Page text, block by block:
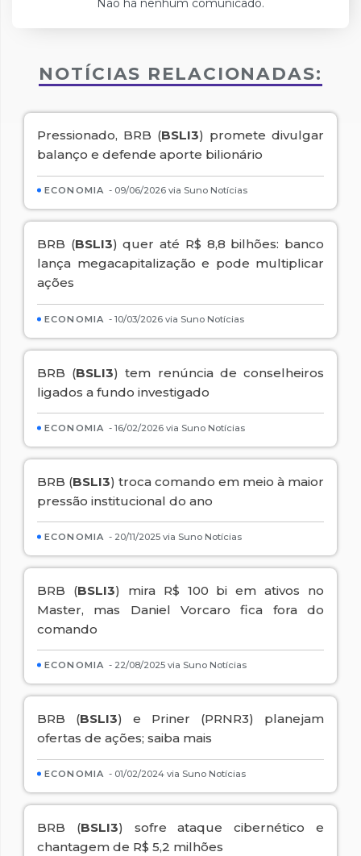
Não há nenhum comunicado.
NOTÍCIAS RELACIONADAS:
Pressionado, BRB (BSLI3) promete divulgar
balanço e defende aporte bilionário
ECONOMIA - 09/06/2026 via Suno Notícias
BRB (BSLI3) quer até R$ 8,8 bilhões: banco
lança megacapitalização e pode multiplicar
ações
ECONOMIA - 10/03/2026 via Suno Notícias
BRB (BSLI3) tem renúncia de conselheiros
ligados a fundo investigado
ECONOMIA - 16/02/2026 via Suno Notícias
BRB (BSLI3) troca comando em meio à maior
pressão institucional do ano
ECONOMIA - 20/11/2025 via Suno Notícias
BRB (BSLI3) mira R$ 100 bi em ativos no
Master, mas Daniel Vorcaro fica fora do
comando
ECONOMIA - 22/08/2025 via Suno Notícias
BRB (BSLI3) e Priner (PRNR3) planejam
ofertas de ações; saiba mais
ECONOMIA - 01/02/2024 via Suno Notícias
BRB (BSLI3) sofre ataque cibernético e
chantagem de R$ 5,2 milhões